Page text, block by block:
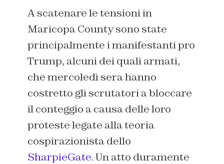
A scatenare le tensioni in
Maricopa County sono state
principalmente i manifestanti pro
Trump, alcuni dei quali armati,
che mercoledì sera hanno
costretto gli scrutatori a bloccare
il conteggio a causa delle loro
proteste legate alla teoria
cospirazionista dello
SharpieGate. Un atto duramente